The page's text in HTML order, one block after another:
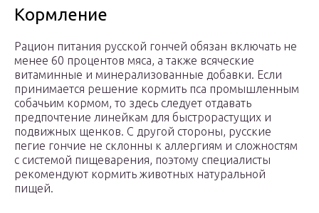
Кормление
Рацион питания русской гончей обязан включать не
менее 60 процентов мяса, а также всяческие
витаминные и минерализованные добавки. Если
принимается решение кормить пса промышленным
собачьим кормом, то здесь следует отдавать
предпочтение линейкам для быстрорастущих и
подвижных щенков. С другой стороны, русские
пегие гончие не склонны к аллергиям и сложностям
с системой пищеварения, поэтому специалисты
рекомендуют кормить животных натуральной
пищей.